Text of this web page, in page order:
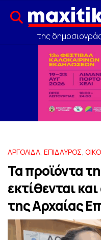
της
ΑΡΓΟΛΙΔΑ, ΕΠΙΔΑΥΡΟΣ,
Τα προϊόντα
εκτίθενται
της Αρχαίας